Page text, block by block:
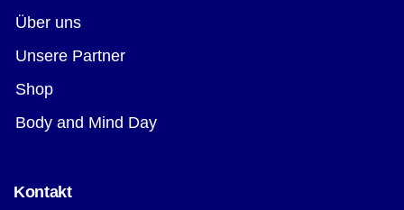
Über uns
Unsere Partner
Shop
Body and Mind Day
Kontakt